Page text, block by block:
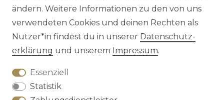
ändern. Weitere Informationen zu den von uns
verwendeten Cookies und deinen Rechten als
Nutzer*in findest du in unserer Daten­schutz­
erklärung und unserem Impressum.
Essenziell
Statistik
VERTRAG WIDERRUFEN